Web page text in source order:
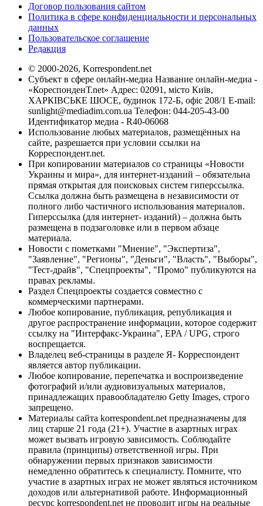
Договор пользования сайтом
Политика в сфере конфиденциальности и персональных
данных
Пользовательское соглашение
Редакция
© 2000-2026, Korrespondent.net
Субъект в сфере онлайн-медиа Название онлайн-медиа -
«КореспонденТ.net» Адрес: 02091, місто Київ,
ХАРКІВСЬКЕ ШОСЕ, будинок 172-Б, офіс 208/1 E-mail:
sunlight@mediadim.com.ua Телефон: 044-205-43-00
Идентификатор медиа - R40-06068
Использование любых материалов, размещённых на
сайте, разрешается при условии ссылки на
Корреспондент.net.
При копировании материалов со страницы «Новости
Украины и мира», для интернет-изданий – обязательна
прямая открытая для поисковых систем гиперссылка.
Ссылка должна быть размещена в независимости от
полного либо частичного использования материалов.
Гиперссылка (для интернет- изданий) – должна быть
размещена в подзаголовке или в первом абзаце
материала.
Новости с пометками "Мнение", "Экспертиза",
"Заявление", "Регионы", "Деньги", "Власть", "Выборы",
"Тест-драйв", "Спецпроекты", "Промо" публикуются на
правах рекламы.
Раздел Спецпроекты создается совместно с
коммерческими партнерами.
Любое копирование, публикация, републикация и
другое распространение информации, которое содержит
ссылку на "Интерфакс-Украина", EPA / UPG, строго
воспрещается.
Владелец веб-страницы в разделе Я- Корреспондент
является автор публикации.
Любое копирование, перепечатка и воспроизведение
фотографий и/или аудиовизуальных материалов,
принадлежащих правообладателю Getty Images, строго
запрещено.
Материалы сайта korrespondent.net предназначены для
лиц старше 21 года (21+). Участие в азартных играх
может вызвать игровую зависимость. Соблюдайте
правила (принципы) ответственной игры. При
обнаружении первых признаков зависимости
немедленно обратитесь к специалисту. Помните, что
участие в азартных играх не может являться источником
доходов или альтернативой работе. Информационный
ресурс korrespondent.net не проводит игры на реальные